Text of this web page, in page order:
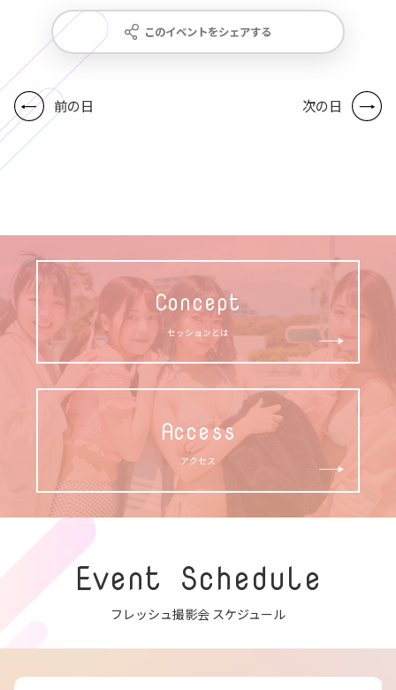
このイベントをシェアする
前の日 次の日
Concept
セッションとは
Access
アクセス
Event Schedule
フレッシュ撮影会 スケジュール